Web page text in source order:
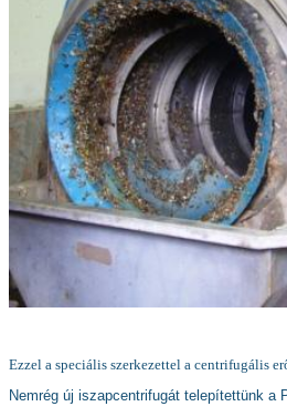
Ezzel a speciális szerkezettel a centrifugális
Nemrég új iszapcentrifugát telepítettünk